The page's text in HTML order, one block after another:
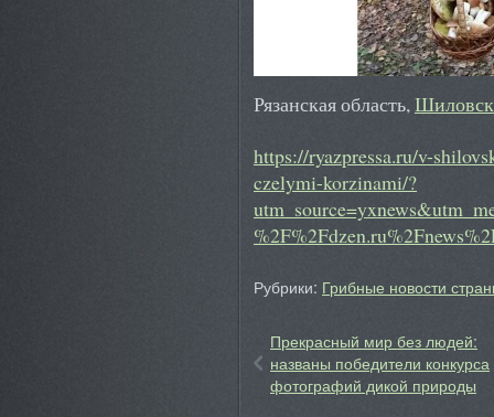
Рязанская область,
https://ryazpressa.ru/v-
czelymi-korzinami/?
Рубрики: Грибные новости
Прекрасный мир без людей:
названы победители конкурса
фотографий дикой природы